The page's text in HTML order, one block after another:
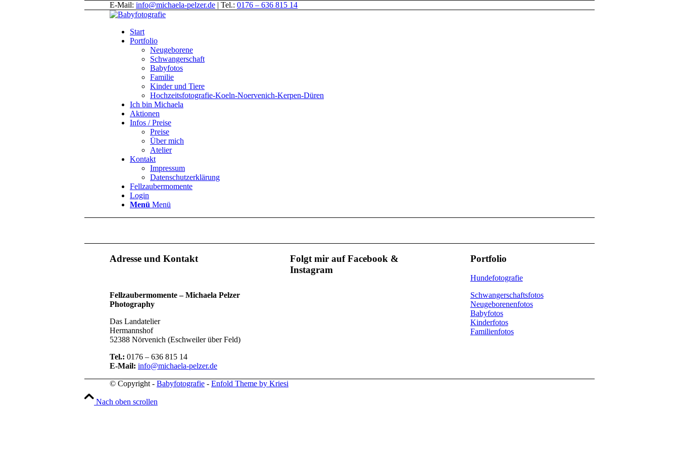
E-Mail: info@michaela-pelzer.de | Tel.: 0176 – 636 815 14
Start
Portfolio
Neugeborene
Schwangerschaft
Babyfotos
Familie
Kinder und Tiere
Hochzeitsfotografie-Koeln-Noervenich-Kerpen-Düren
Ich bin Michaela
Aktionen
Infos / Preise
Preise
Über mich
Atelier
Kontakt
Impressum
Datenschutzerklärung
Fellzaubermomente
Login
Menü Menü
Adresse und Kontakt
Fellzaubermomente –Michaela Pelzer
Photography
Das Landatelier
Hermannshof
52388 Nörvenich (Eschweiler über Feld)
Tel.: 0176 – 636 815 14
E-Mail: info@michaela-pelzer.de
Folgt mir auf Facebook &
Instagram
Portfolio
Hundefotografie
Schwangerschaftsfotos
Neugeborenenfotos
Babyfotos
Kinderfotos
Familienfotos
© Copyright - Babyfotografie - Enfold Theme by Kriesi
Nach oben scrollen